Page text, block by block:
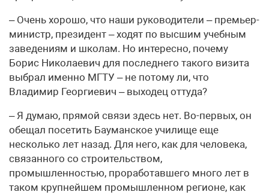
– Очень хорошо, что наши руководители – премьер-
министр, президент – ходят по высшим учебным
заведениям и школам. Но интересно, почему
Борис Николаевич для последнего такого визита
выбрал именно МГТУ – не потому ли, что
Владимир Георгиевич – выходец оттуда?
– Я думаю, прямой связи здесь нет. Во-первых, он
обещал посетить Бауманское училище еще
несколько лет назад. Для него, как для человека,
связанного со строительством,
промышленностью, проработавшего много лет в
таком крупнейшем промышленном регионе, как